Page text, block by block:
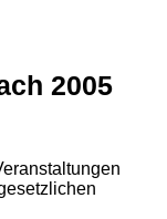
2005